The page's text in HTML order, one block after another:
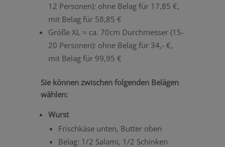
12 Personen): ohne Belag für 17,85 €,
mit Belag für 58,85 €
Größe XL = ca. 70cm Durchmesser (15-
20 Personen): ohne Belag für 34,- €,
mit Belag für 99,95 €
Sie können zwischen folgenden Belägen
wählen:
Wurst
Frischkäse unten, Butter oben
Belag: 1/2 Salami, 1/2 Schinken